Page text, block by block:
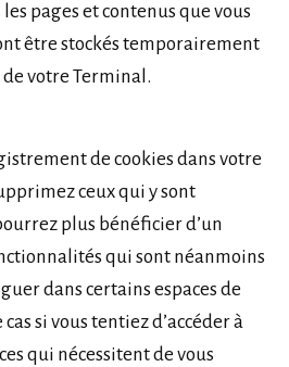
pages et contenus que vous
être stockés temporairement
votre Terminal.
de cookies dans votre
ceux qui y sont
plus bénéficier d’un
qui sont néanmoins
dans certains espaces de
si vous tentiez d’accéder à
qui nécessitent de vous